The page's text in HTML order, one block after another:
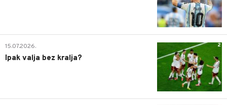
2
15.07.2026.
Ipak valja bez kralja?